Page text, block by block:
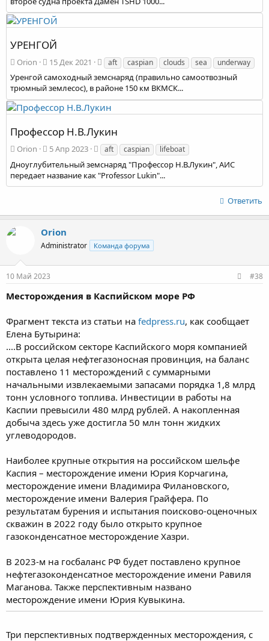
УРЕНГОЙ
Orion 15 Дек 2021 aft caspian clouds sea underway
Уренгой самоходный земснаряд (правильно самоотвозный
трюмный землесос), в районе 150 км ВКМСК...
Профессор Н.В.Лукин
Orion 5 Апр 2023 aft caspian lifeboat
Дноуглубительный земснаряд "Профессор Н.В.Лукин", АИС
передает название как "Professor Lukin"...
Ответить
Orion
Administrator Команда форума
10 Май 2023 #38
Месторождения в Каспийском море РФ
Фрагмент текста из статьи на fedpress.ru, как сообщает
Елена Бутырина:
....В российском секторе Каспийского моря компанией
открыта целая нефтегазоносная провинция, на баланс
поставлено 11 месторождений с суммарными
начальными извлекаемыми запасами порядка 1,8 млрд
тонн условного топлива. Инвестиции в работы на
Каспии превысили 480 млрд рублей. А накопленная
добыча здесь уже достигла 50 млн тонн жидких
углеводородов.
Наиболее крупные открытия на российском шельфе
Каспия – месторождение имени Юрия Корчагина,
месторождение имени Владимира Филановского,
месторождение имени Валерия Грайфера. По
результатам бурения и испытания поисково-оценочных
скважин в 2022 году было открыто крупное
газоконденсатное месторождение Хазри.
В 2023-м на госбаланс РФ будет поставлено крупное
нефтегазоконденсатное месторождение имени Равиля
Маганова. Также перспективным названо
месторождение имени Юрия Кувыкина.
Три перспективных подтвержденных месторождения, с